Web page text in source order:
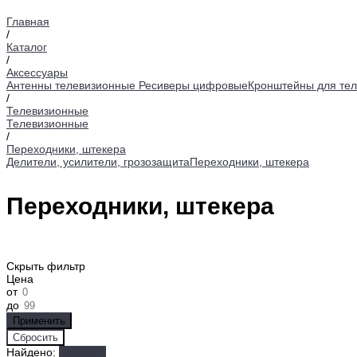
Главная
/
Каталог
/
Аксессуары
Антенны телевизионные Ресиверы цифровыеКронштейны для
/
Телевизионные
Телевизионные
/
Переходники, штекера
Делители, усилители, грозозащитаПереходники, штекера
Переходники, штекера
Скрыть фильтр
Цена
от
до
Найдено: